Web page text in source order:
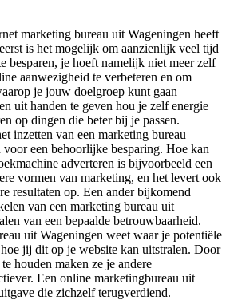
marketing bureau uit Wageningen heeft
is het mogelijk om aanzienlijk veel tijd
besparen, je hoeft namelijk niet meer zelf
aanwezigheid te verbeteren en om
je jouw doelgroep kunt gaan
uit handen te geven hou je zelf energie
op dingen die beter bij je passen.
inzetten van een marketing bureau
een behoorlijke besparing. Hoe kan
adverteren is bijvoorbeeld een
vormen van marketing, en het levert ook
resultaten op. Een ander bijkomend
van een marketing bureau uit
van een bepaalde betrouwbaarheid.
uit Wageningen weet waar je potentiële
jij dit op je website kan uitstralen. Door
houden maken ze je andere
Een online marketingbureau uit
die zichzelf terugverdiend.